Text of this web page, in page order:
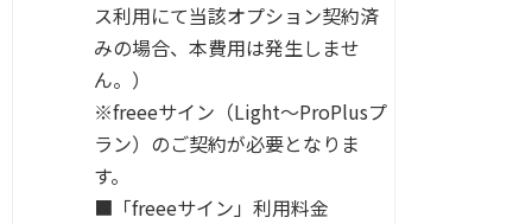
ス利用にて当該オプション契約済
みの場合、本費用は発生しませ
ん。）
※freeeサイン（Light～ProPlusプ
ラン）のご契約が必要となりま
す。
■「freeeサイン」利用料金